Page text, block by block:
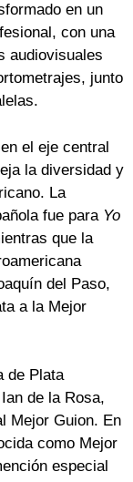
en un
con una
audiovisuales
junto
el eje central
la diversidad y
La
fue para Yo
que la
del Paso,
a la Mejor
de Plata
de la Rosa,
Mejor Guion. En
como Mejor
especial